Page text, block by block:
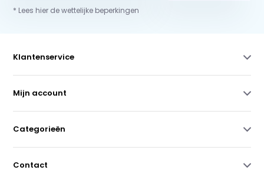
* Lees hier de wettelijke beperkingen
Klantenservice
Mijn account
Categorieën
Contact